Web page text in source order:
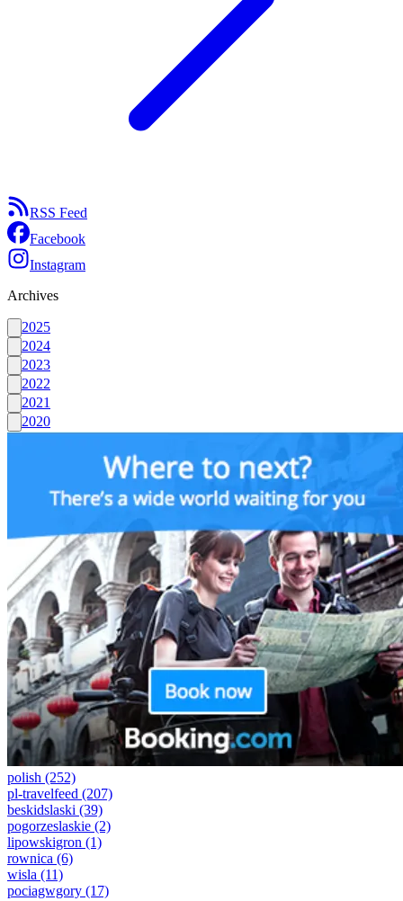
RSS Feed
Facebook
Instagram
Archives
2025
2024
2023
2022
2021
2020
polish (252)
pl-travelfeed (207)
beskidslaski (39)
pogorzeslaskie (2)
lipowskigron (1)
rownica (6)
wisla (11)
pociagwgory (17)